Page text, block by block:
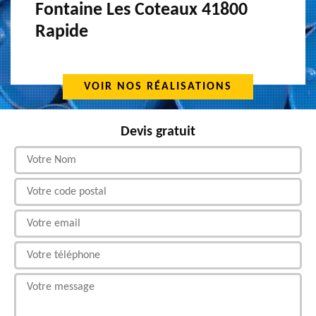
Fontaine Les Coteaux 41800
Rapide
VOIR NOS RÉALISATIONS
Devis gratuit